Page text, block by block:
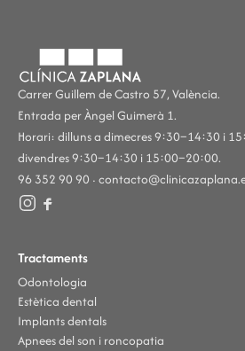
Carrer Guillem de Castro 57, València.
Entrada per Àngel Guimerà 1.
Horari: dilluns a dimecres 9:30–14:30 i
divendres 9:30–14:30 i 15:00–20:00.
96 352 90 90 ·
Tractaments
Odontologia
Estètica dental
Implants dentals
Apnees del son i roncopatia